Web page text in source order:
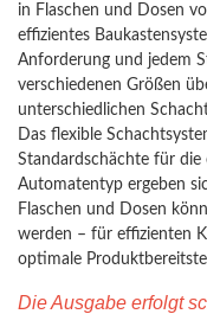
in Flaschen und Dosen
effizientes
Anforderung und jedem
verschiedenen Größen
unterschiedlichen
Das flexible
Standardschächte für die
Automatentyp ergeben
Flaschen und Dosen
werden – für effizienten
optimale
Die Ausgabe erfolgt